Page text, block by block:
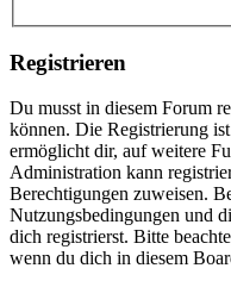
Registrieren
Du musst in diesem Forum
können. Die Registrierung
ermöglicht dir, auf weitere
Administration kann
Berechtigungen zuweisen.
Nutzungsbedingungen und
dich registrierst. Bitte
wenn du dich in diesem